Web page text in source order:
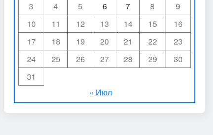
3
4 5 6 7 8
9
10
11 12 13 14 15
16
17
18 19 20 21 22
23
24
25 26 27 28 29
30
31
« Июл